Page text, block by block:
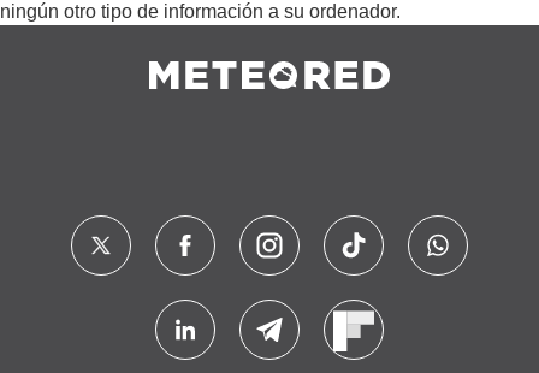
ningún otro tipo de información a su ordenador.